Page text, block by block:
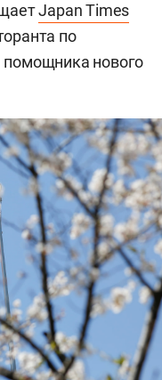
Japan Times
по
помощника нового